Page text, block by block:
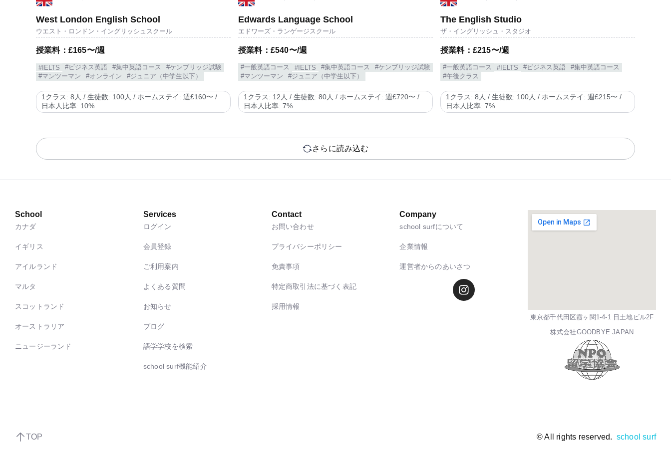
West London English School
ウエスト・ロンドン・イングリッシュスクール
授業料：£165〜/週
#IELTS #ビジネス英語 #集中英語コース
#ケンブリッジ試験
#マンツーマン
#オンライン #ジュニア（中学生以下）
1クラス: 8人 / 生徒数: 100人 / ホームステイ: 週£160〜 /
日本人比率: 10%
Edwards Language School
エドワーズ・ランゲージスクール
授業料：£540〜/週
#一般英語コース #IELTS #集中英語コース
#ケンブリッジ試験
#マンツーマン
#ジュニア（中学生以下）
1クラス: 12人 / 生徒数: 80人 / ホームステイ: 週£720〜 /
日本人比率: 7%
The English Studio
ザ・イングリッシュ・スタジオ
授業料：£215〜/週
#一般英語コース #IELTS #ビジネス英語
#集中英語コース
#午後クラス
1クラス: 8人 / 生徒数: 100人 / ホームステイ: 週£215〜 /
日本人比率: 7%
さらに読み込む
School
カナダ
イギリス
アイルランド
マルタ
スコットランド
オーストラリア
ニュージーランド
Services
ログイン
会員登録
ご利用案内
よくある質問
お知らせ
ブログ
語学学校を検索
school surf機能紹介
Contact
お問い合わせ
プライバシーポリシー
免責事項
特定商取引法に基づく表記
採用情報
Company
school surfについて
企業情報
運営者からのあいさつ
東京都千代田区霞ヶ関1-4-1 日土地ビル2F
株式会社GOODBYE JAPAN
TOP © All rights reserved. school surf